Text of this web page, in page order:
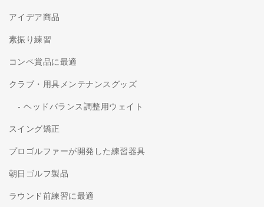
アイデア商品
素振り練習
コンペ賞品に最適
クラブ・用具メンテナンスグッズ
ヘッドバランス調整用ウェイト
スイング矯正
プロゴルファーが開発した練習器具
朝日ゴルフ製品
ラウンド前練習に最適